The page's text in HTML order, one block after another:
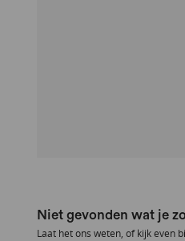
Niet gevonden wat je
Laat het ons weten, of kijk even